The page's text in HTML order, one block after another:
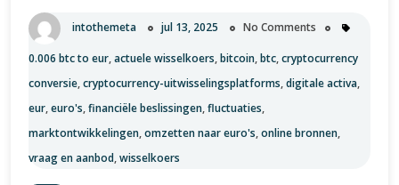
intothemeta jul 13, 2025 No Comments
0.006 btc to eur,actuele wisselkoers,bitcoin,btc,cryptocurrency
conversie,cryptocurrency-uitwisselingsplatforms,digitale activa,
eur,euro's,financiële beslissingen,fluctuaties,
marktontwikkelingen,omzetten naar euro's,online bronnen,
vraag en aanbod,wisselkoers